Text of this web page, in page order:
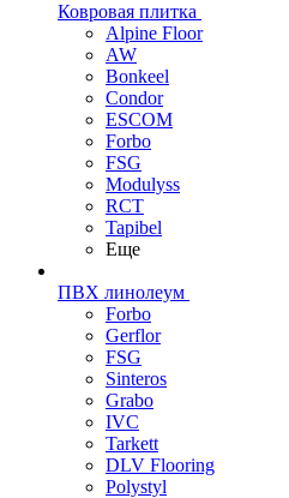
Ковровая плитка
Alpine Floor
AW
Bonkeel
Condor
ESCOM
Forbo
FSG
Modulyss
RCT
Tapibel
Еще
ПВХ линолеум
Forbo
Gerflor
FSG
Sinteros
Grabo
IVC
Tarkett
DLV Flooring
Polystyl